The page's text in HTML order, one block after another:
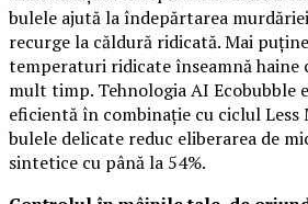
bulele ajută la îndepărtarea
recurge la căldură ridicată. Mai
temperaturi ridicate înseamnă haine
mult timp. Tehnologia AI Ecobubble
eficientă în combinație cu ciclul Less
bulele delicate reduc eliberarea de
sintetice cu până la 54%.